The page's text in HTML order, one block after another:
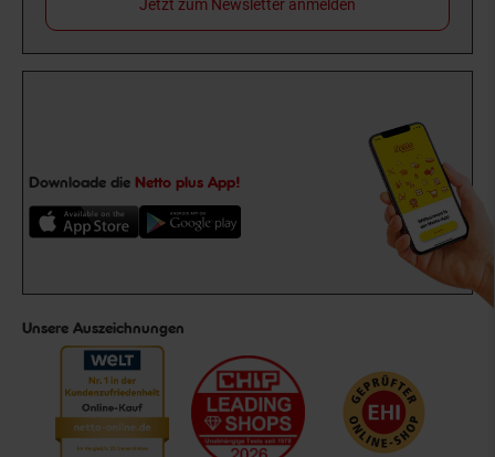
Jetzt zum Newsletter anmelden
Downloade die Netto plus App!
Unsere Auszeichnungen